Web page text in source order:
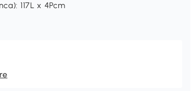
117L x 4Pcm